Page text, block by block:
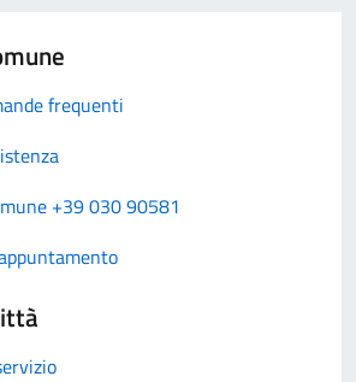
frequenti
+39 030 90581